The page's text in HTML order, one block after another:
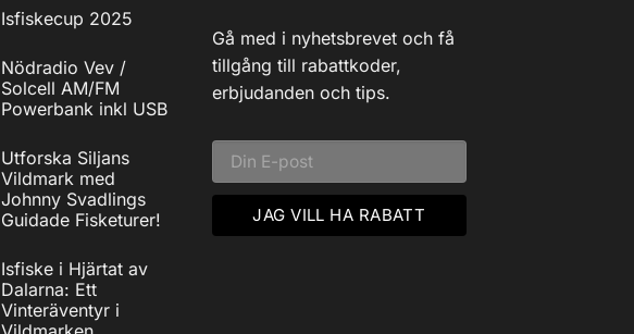
Isfiskecup 2025
till
Isfiskecup
2025
Nödradio Vev /
Solcell AM/FM
Powerbank inkl USB
till
Nödradio
Vev
/
Solcell
AM/FM
inkl
USB
Utforska Siljans
Vildmark med
Johnny Svadlings
Guidade Fisketurer!
till
Utforska
Siljans
Vildmark
med
Isfiske i Hjärtat av
Dalarna: Ett
Vinteräventyr i
Gå med i nyhetsbrevet och få
tillgång till rabattkoder,
erbjudanden och tips.